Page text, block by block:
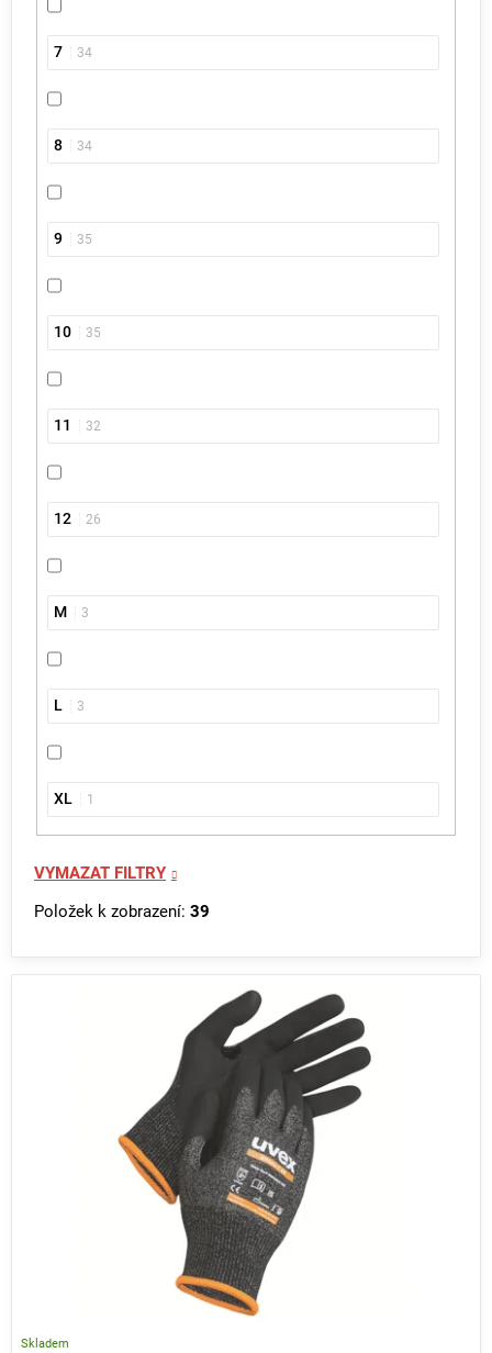
7 34
8 34
9 35
10 35
11 32
12 26
M 3
L 3
XL 1
VYMAZAT FILTRY
Položek k zobrazení: 39
Skladem